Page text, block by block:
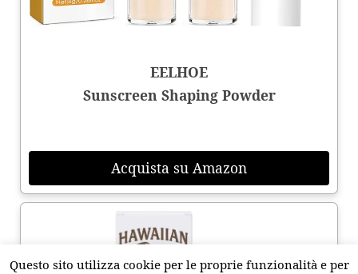
EELHOE
Sunscreen Shaping Powder
Acquista su Amazon
Questo sito utilizza cookie per le proprie funzionalità e per